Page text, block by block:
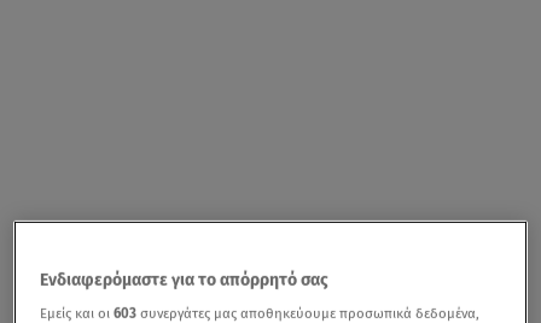
Ενδιαφερόμαστε για το απόρρητό σας
Εμείς και οι603 συνεργάτες μας αποθηκεύουμε προσωπικά δεδομένα,